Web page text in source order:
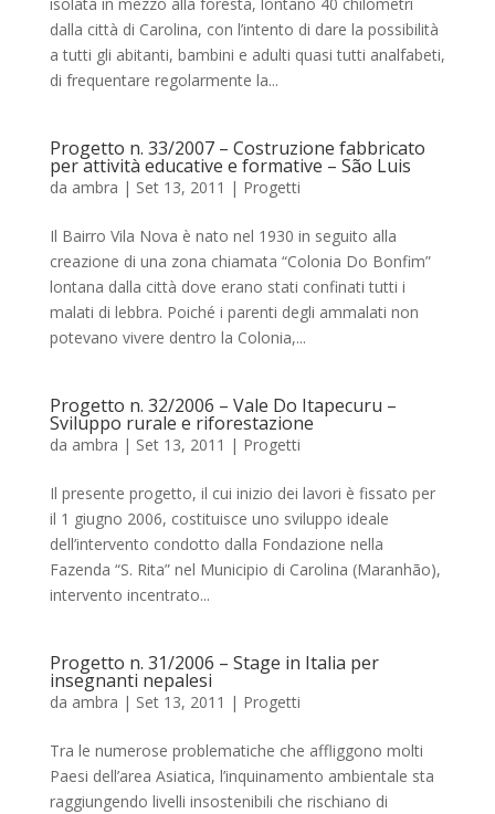
isolata in mezzo alla foresta, lontano 40 chilometri
dalla città di Carolina, con l’intento di dare la possibilità
a tutti gli abitanti, bambini e adulti quasi tutti analfabeti,
di frequentare regolarmente la...
Progetto n. 33/2007 – Costruzione fabbricato
per attività educative e formative – São Luis
da ambra | Set 13, 2011 | Progetti
Il Bairro Vila Nova è nato nel 1930 in seguito alla
creazione di una zona chiamata “Colonia Do Bonfim”
lontana dalla città dove erano stati confinati tutti i
malati di lebbra. Poiché i parenti degli ammalati non
potevano vivere dentro la Colonia,...
Progetto n. 32/2006 – Vale Do Itapecuru –
Sviluppo rurale e riforestazione
da ambra | Set 13, 2011 | Progetti
Il presente progetto, il cui inizio dei lavori è fissato per
il 1 giugno 2006, costituisce uno sviluppo ideale
dell’intervento condotto dalla Fondazione nella
Fazenda “S. Rita” nel Municipio di Carolina (Maranhão),
intervento incentrato...
Progetto n. 31/2006 – Stage in Italia per
insegnanti nepalesi
da ambra | Set 13, 2011 | Progetti
Tra le numerose problematiche che affliggono molti
Paesi dell’area Asiatica, l’inquinamento ambientale sta
raggiungendo livelli insostenibili che rischiano di